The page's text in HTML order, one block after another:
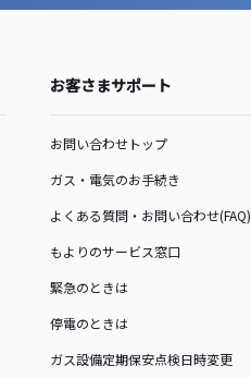
お客さまサポート
お問い合わせトップ
ガス・電気のお手続き
よくある質問・お問い合わせ(FAQ)
もよりのサービス窓口
緊急のときは
停電のときは
ガス設備定期保安点検日時変更